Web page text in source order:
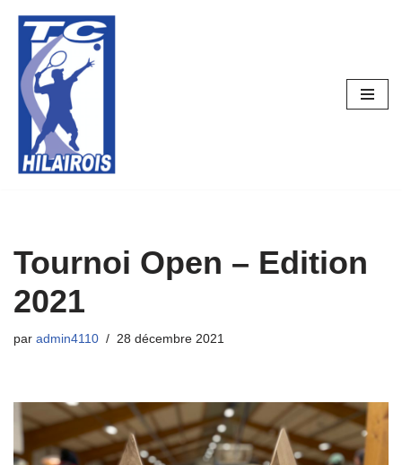
Aller
au
contenu
Tournoi Open – Edition
2021
par admin4110 28 décembre 2021